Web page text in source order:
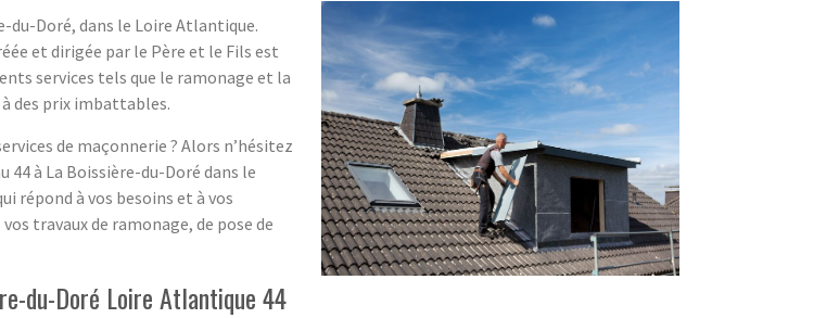
du-Doré, dans le Loire Atlantique.
et dirigée par le Père et le Fils est
services tels que le ramonage et la
des prix imbattables.
de maçonnerie ? Alors n’hésitez
44 à La Boissière-du-Doré dans le
répond à vos besoins et à vos
travaux de ramonage, de pose de
du-Doré Loire Atlantique 44